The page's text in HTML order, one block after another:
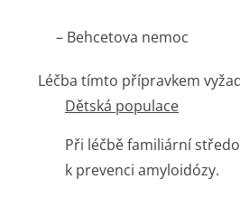
– Behcetova nemoc
Léčba tímto přípravkem
Dětská populace
Při léčbě familiární
k prevenci amyloidózy.